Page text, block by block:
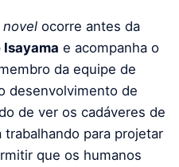
ocorre antes da
Isayama e acompanha o
da equipe de
desenvolvimento de
de ver os cadáveres de
para projetar
que os humanos